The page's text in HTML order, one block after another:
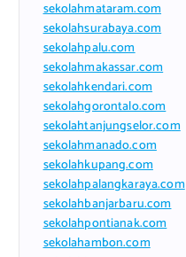
sekolahmataram.com
sekolahsurabaya.com
sekolahpalu.com
sekolahmakassar.com
sekolahkendari.com
sekolahgorontalo.com
sekolahtanjungselor.com
sekolahmanado.com
sekolahkupang.com
sekolahpalangkaraya.com
sekolahbanjarbaru.com
sekolahpontianak.com
sekolahambon.com